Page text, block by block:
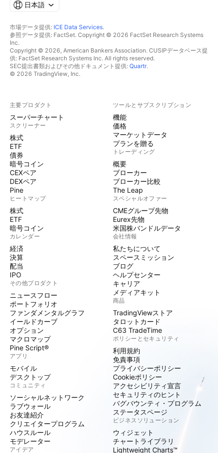
日本語
市場データ提供: ICE Data Services.
参照データ提供: FactSet. Copyright © 2026 FactSet Research Systems
Inc.
Copyright © 2026, American Bankers Association. CUSIPデータベース提
供: FactSet Research Systems Inc. All rights reserved.
SEC提出書類およびその他ドキュメント提供: Quartr.
© 2026 TradingView, Inc.
主要プロダクト
スーパーチャート
スクリーナー
株式
ETF
債券
暗号コイン
CEXペア
DEXペア
Pine
ヒートマップ
株式
ETF
暗号コイン
カレンダー
経済
決算
配当
IPO
その他プロダクト
ニュースフロー
ポートフォリオ
ファンダメンタルグラフ
イールドカーブ
オプション
マクロマップ
Pine Script®
アプリ
モバイル
デスクトップ
コミュニティ
ソーシャルネットワーク
ラブウォール
お友達紹介
クリエイタープログラム
ハウスルール
モデレーター
アイデア
ツールとサブスクリプション
機能
価格
マーケットデータ
プランを贈る
トレーディング
概要
ブローカー
ブローカー比較
The Leap
スペシャルオファー
CMEグループ先物
Eurex先物
米国株バンドルデータ
会社情報
私たちについて
スペースミッション
ブログ
ヘルプセンター
キャリア
メディアキット
商品
TradingViewストア
タロットカード
C63 TradeTime
ポリシーとセキュリティ
利用規約
免責事項
プライバシーポリシー
Cookieポリシー
アクセシビリティ宣言
セキュリティのヒント
バグバウンティ・プログラム
ステータスページ
ビジネスソリューション
ウィジェット
チャートライブラリ
Lightweight Charts™